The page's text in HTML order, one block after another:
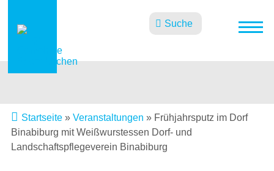
Suche
Startseite» Veranstaltungen » Frühjahrsputz im Dorf
Binabiburg mit Weißwurstessen Dorf- und
Landschaftspflegeverein Binabiburg